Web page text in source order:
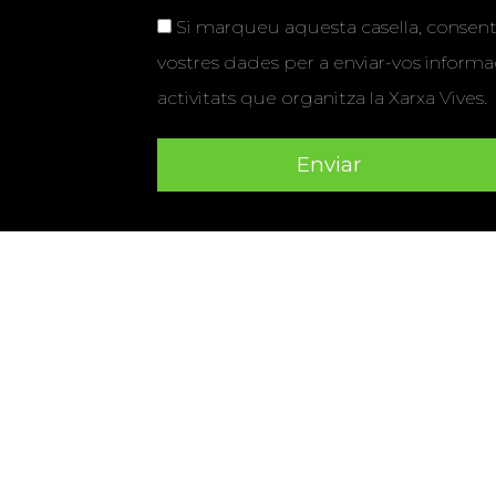
Si marqueu aquesta casella,
vostres dades per a enviar-vos
activitats que organitza la Xarxa Vives.